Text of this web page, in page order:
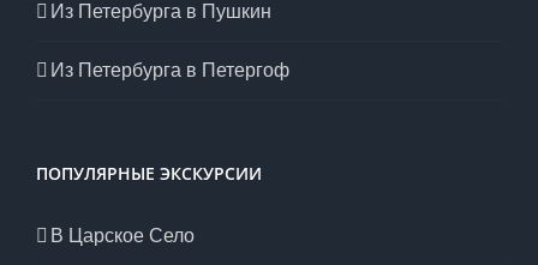
Из Петербурга в Пушкин
Из Петербурга в Петергоф
ПОПУЛЯРНЫЕ ЭКСКУРСИИ
В Царское Село